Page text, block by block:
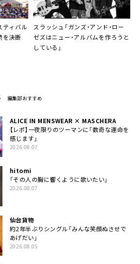
ティバル
を決断
スラッシュ「ガンズ・アンド・ロー
ゼズはニュー・アルバムを作ろうと
している」
編集部おすすめ
ALICE IN MENSWEAR × MASCHERA
【レポ】一夜限りのツーマンに「数奇な運命を
感じます」
2026.08.07
hitomi
「その人の胸に響くように歌いたい」
2026.08.07
仙台貨物
約2年半ぶりシングル「みんな笑顔ぬさせで
あげだい」
2026.08.05